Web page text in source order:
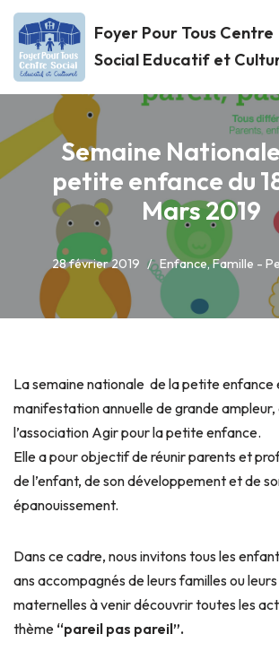
Aller
au
contenu
Foyer Pour Tous Centre
Social Educatif et
Semaine
petite enfance du
Mars 2019
28 février 2019 Enfance,Famille -
La semaine nationale de la petite enfance
manifestation annuelle de grande ampleur,
l’association Agir pour la petite enfance.
Elle a pour objectif de réunir parents et
de l’enfant, de son développement et de
épanouissement.
Dans ce cadre, nous invitons tous les
ans accompagnés de leurs familles ou
maternelles à venir découvrir toutes les
thème “pareil pas pareil”.